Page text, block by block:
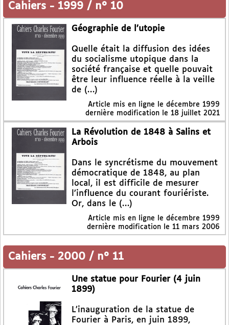
Cahiers - 1999 / n° 10
Géographie de l’utopie
Quelle était la diffusion des idées
du socialisme utopique dans la
société française et quelle pouvait
être leur influence réelle à la veille
de (…)
Article mis en ligne le décembre 1999
dernière modification le 18 juillet 2021
La Révolution de 1848 à Salins et
Arbois
Dans le syncrétisme du mouvement
démocratique de 1848, au plan
local, il est difficile de mesurer
l’influence du courant fouriériste.
Or, dans le (…)
Article mis en ligne le décembre 1999
dernière modification le 11 mars 2006
Cahiers - 2000 / n° 11
Une statue pour Fourier (4 juin
1899)
L’inauguration de la statue de
Fourier à Paris, en juin 1899,